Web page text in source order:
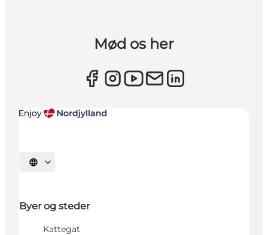
Mød os her
Vælg sprog
Byer og steder
Kattegat